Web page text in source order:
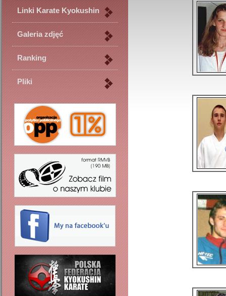
Linki Karate Kyokushin
Galeria zdjęć
Ranking
Pliki